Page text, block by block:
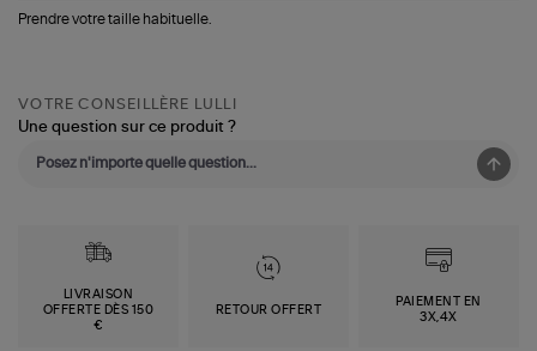
Prendre votre taille habituelle.
VOTRE CONSEILLÈRE LULLI
Une question sur ce produit ?
LIVRAISON
OFFERTE DÈS 150
€
RETOUR OFFERT
PAIEMENT EN
3X,4X